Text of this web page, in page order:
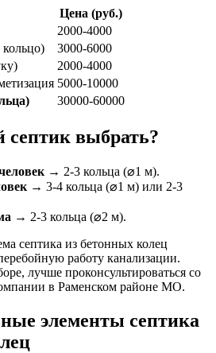
Цена (руб.)
2000-4000
3000-6000
2000-4000
5000-10000
30000-60000
септик выбрать?
→ 2-3 кольца (⌀1 м).
→ 3-4 кольца (⌀1 м) или 2-3
→ 2-3 кольца (⌀2 м).
септика из бетонных колец
работу канализации.
лучше проконсультироваться со
в Раменском районе МО.
элементы септика